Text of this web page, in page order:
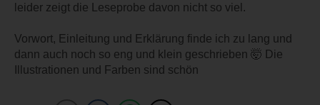
leider zeigt die Leseprobe davon nicht so viel.
Vorwort, Einleitung und Erklärung finde ich zu lang und
dann auch noch so eng und klein geschrieben 🤯 Die
Illustrationen und Farben sind schön